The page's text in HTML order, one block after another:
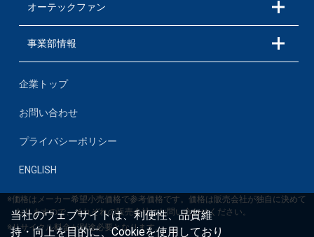
当社のウェブサイトは、利便性、品質維
持・向上を目的に、Cookieを使用しており
オーテックファン
事業部情報
企業トップ
お問い合わせ
プライバシーポリシー
ENGLISH
※価格はメーカー希望小売価格で参考価格です。価格は販売会社が独自に決めて
おりますので、それぞれの販売会社にお問い合わせください。
※リサイクル料金が別途必要となります。